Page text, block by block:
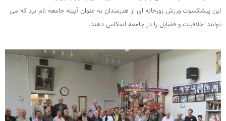
این پیشکسوت ورزش زورخانه ای از هنرمندان به عنوان آیینه جامعه نام برد که می
توانند اخلاقیات و فضایل را در جامعه انعکاس دهند.